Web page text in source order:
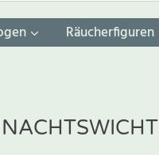
Räucherfiguren